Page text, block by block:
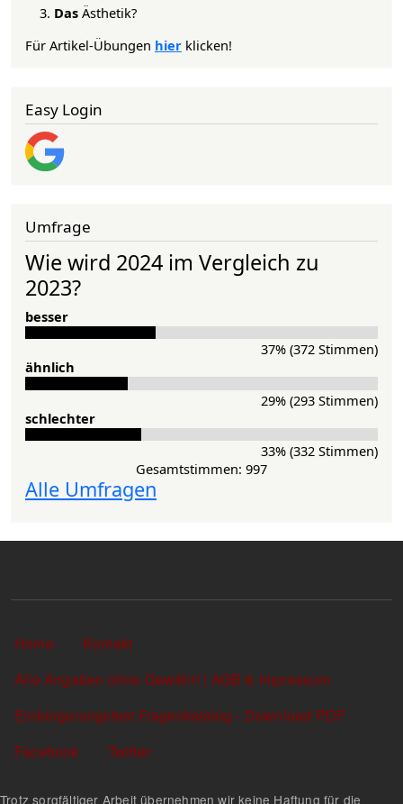
Das Ästhetik?
Für Artikel-Übungen hier klicken!
Easy Login
Umfrage
Wie wird 2024 im Vergleich zu
2023?
besser
37% (372 Stimmen)
ähnlich
29% (293 Stimmen)
schlechter
33% (332 Stimmen)
Gesamtstimmen: 997
Alle Umfragen
Sekundärlinks
Home
Kontakt
Alle Angaben ohne Gewähr! | AGB & Impressum
Einbürgerungstest Fragenkatalog - Download PDF
Facebook
Twitter
Trotz sorgfältiger Arbeit übernehmen wir keine Haftung für die